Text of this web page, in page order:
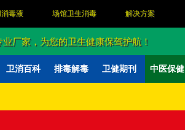
毒液 场馆卫生消毒 解决方案
厂家，为您的卫生健康保驾护航！
卫消百科 排毒解毒 卫健期刊 中医保健